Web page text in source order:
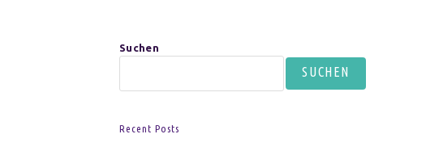
Suchen
SUCHEN
Recent Posts